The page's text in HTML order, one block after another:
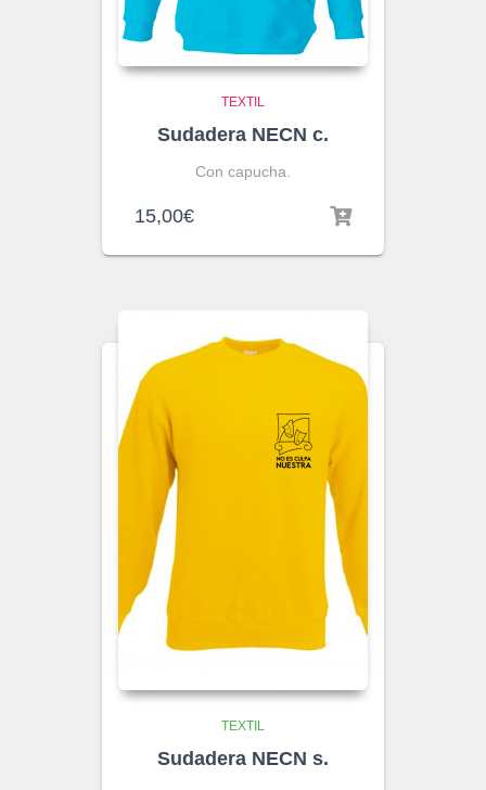
TEXTIL
Sudadera NECN c.
Con capucha.
15,00€
TEXTIL
Sudadera NECN s.